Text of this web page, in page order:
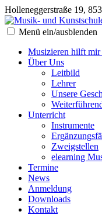
Holleneggerstraße 19,
Menü ein/ausblenden
Musizieren hilft mir
Über Uns
Leitbild
Lehrer
Unsere
Unterricht
Instrumente
Zweigstellen
elearning
Termine
News
Anmeldung
Downloads
Kontakt